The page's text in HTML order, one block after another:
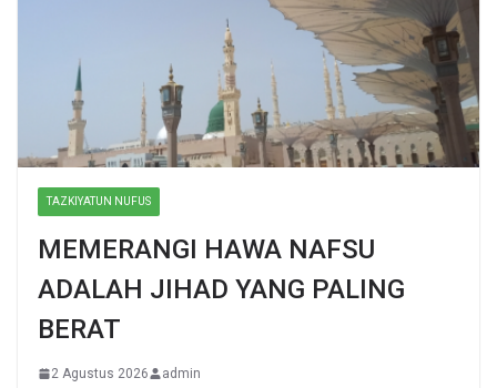
TAZKIYATUN NUFUS
MEMERANGI HAWA NAFSU
ADALAH JIHAD YANG PALING
BERAT
2 Agustus 2026 admin